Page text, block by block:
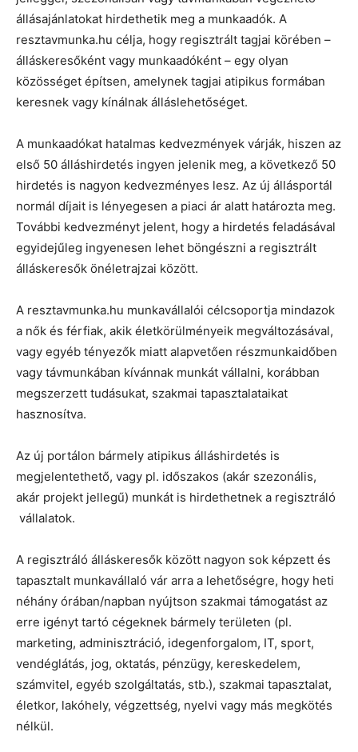
állásajánlatokat hirdethetik meg a munkaadók. A
resztavmunka.hu célja, hogy regisztrált tagjai körében –
álláskeresőként vagy munkaadóként – egy olyan
közösséget építsen, amelynek tagjai atipikus formában
keresnek vagy kínálnak álláslehetőséget.
A munkaadókat hatalmas kedvezmények várják, hiszen az
első 50 álláshirdetés ingyen jelenik meg, a következő 50
hirdetés is nagyon kedvezményes lesz. Az új állásportál
normál díjait is lényegesen a piaci ár alatt határozta meg.
További kedvezményt jelent, hogy a hirdetés feladásával
egyidejűleg ingyenesen lehet böngészni a regisztrált
álláskeresők önéletrajzai között.
A resztavmunka.hu munkavállalói célcsoportja mindazok
a nők és férfiak, akik életkörülményeik megváltozásával,
vagy egyéb tényezők miatt alapvetően részmunkaidőben
vagy távmunkában kívánnak munkát vállalni, korábban
megszerzett tudásukat, szakmai tapasztalataikat
hasznosítva.
Az új portálon bármely atipikus álláshirdetés is
megjelentethető, vagy pl. időszakos (akár szezonális,
akár projekt jellegű) munkát is hirdethetnek a regisztráló
vállalatok.
A regisztráló álláskeresők között nagyon sok képzett és
tapasztalt munkavállaló vár arra a lehetőségre, hogy heti
néhány órában/napban nyújtson szakmai támogatást az
erre igényt tartó cégeknek bármely területen (pl.
marketing, adminisztráció, idegenforgalom, IT, sport,
vendéglátás, jog, oktatás, pénzügy, kereskedelem,
számvitel, egyéb szolgáltatás, stb.), szakmai tapasztalat,
életkor, lakóhely, végzettség, nyelvi vagy más megkötés
nélkül.